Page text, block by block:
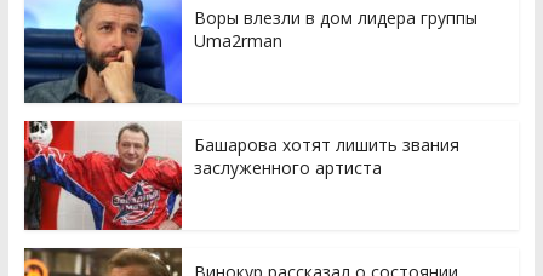
Воры влезли в дом лидера группы
Uma2rman
Башарова хотят лишить звания
заслуженного артиста